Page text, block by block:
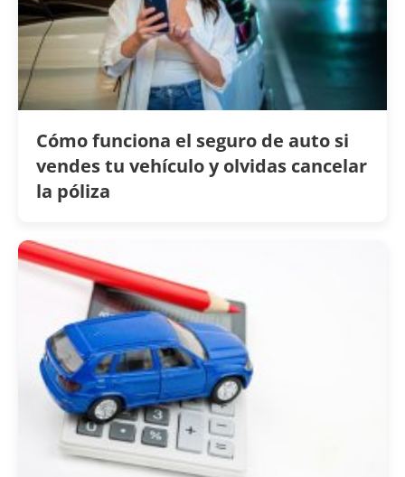
Cómo funciona el seguro de auto si
vendes tu vehículo y olvidas cancelar
la póliza